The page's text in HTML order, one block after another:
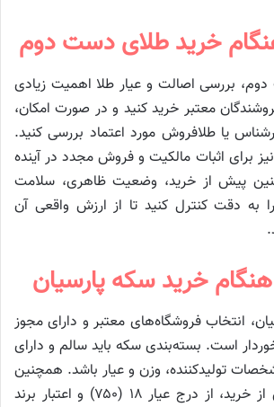
خرید طلای دست دوم
بررسی اصالت و عیار طلا اهمیت زیادی
معتبر خرید کنید و در صورت امکان،
یا طلافروش مورد اعتماد بررسی کنید.
برای اثبات مالکیت و فروش مجدد در آینده
پیش از خرید، وضعیت ظاهری، سلامت
به دقت کنترل کنید تا از ارزش واقعی آن
خرید سکه پارسیان
انتخاب فروشگاه‌های معتبر و دارای مجوز
است. بسته‌بندی سکه باید سالم و دارای
تولیدکننده، وزن و عیار باشد. همچنین
توصیه می‌شود پیش از خرید، از درج عیار ۱۸ (۷۵۰) و اعتبار برند